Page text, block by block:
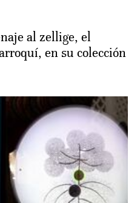
al zellige, el
en su colección